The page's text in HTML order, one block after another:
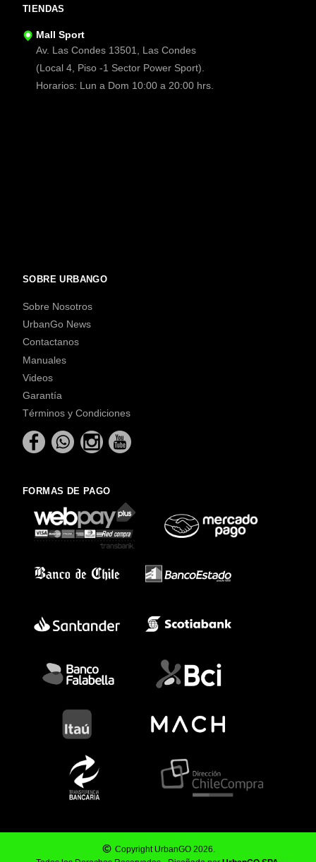
TIENDAS
Mall Sport
Av. Las Condes 13501, Las Condes
(Local 4, Piso -1 Sector Power Sport).
Horarios: Lun a Dom 10:00 a 20:00 hrs.
SOBRE URBANGO
Sobre Nosotros
UrbanGo News
Contactanos
Manuales
Videos
Garantía
Términos y Condiciones
FORMAS DE PAGO
Copyright UrbanGO 2026.